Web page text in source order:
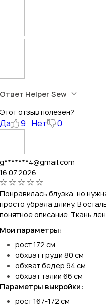
Ответ Helper Sew
Этот отзыв полезен?
Да 9 Нет 0
g*******4@gmail.com
16.07.2026
Понравилась блузка, но
просто убрала длину. В
понятное описание. Ткань лен
Мои параметры:
рост 172 см
обхват груди 80 см
обхват бедер 94 см
обхват талии 66 см
Параметры выкройки:
рост 167-172 см